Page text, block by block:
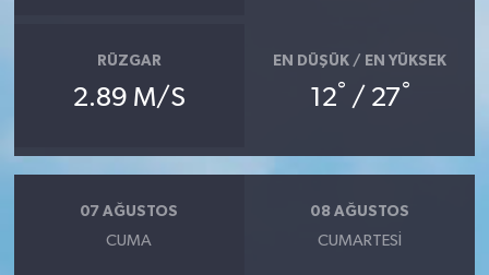
RÜZGAR
2.89 M/S
EN DÜŞÜK / EN YÜKSEK
12° / 27°
07 AĞUSTOS
CUMA
08 AĞUSTOS
CUMARTESI